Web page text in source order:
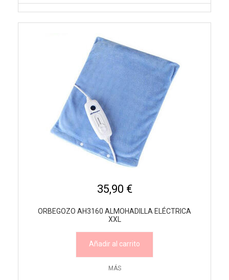
35,90 €
ORBEGOZO AH3160 ALMOHADILLA ELÉCTRICA
XXL
Añadir al carrito
MÁS